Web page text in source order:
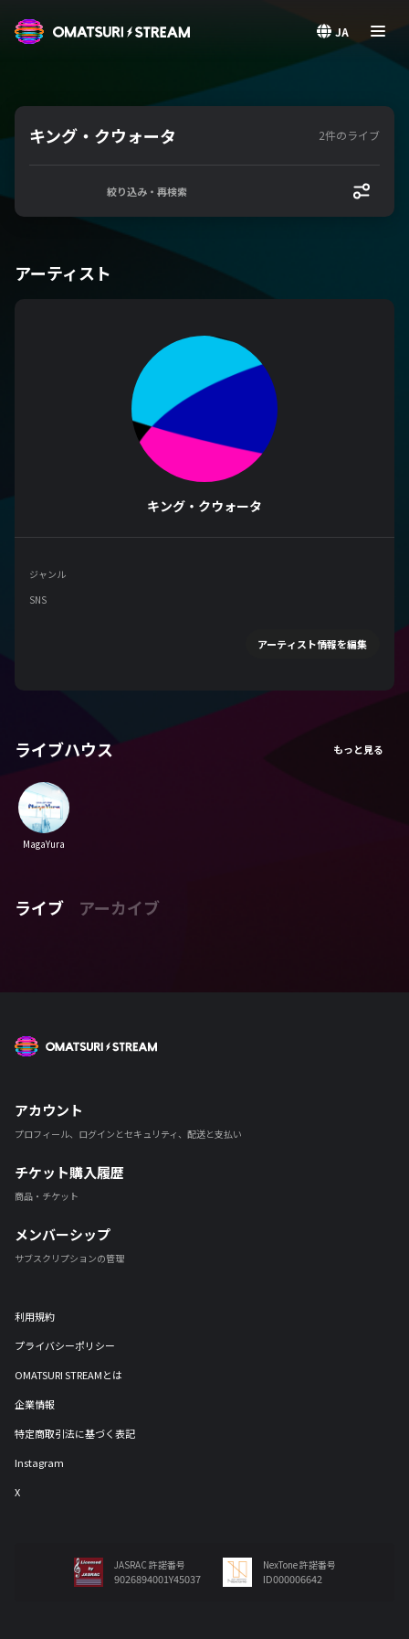
JA
キング・クウォータ 2件のライブ
絞り込み・再検索
アーティスト
キング・クウォータ
ジャンル
SNS
アーティスト情報を編集
ライブハウス
MagaYura
ライブ アーカイブ
アカウント
プロフィール、ログインとセキュリティ、配送と支払い
チケット購入履歴
商品・チケット
メンバーシップ
サブスクリプションの管理
利用規約
プライバシーポリシー
OMATSURI STREAMとは
企業情報
特定商取引法に基づく表記
Instagram
X
JASRAC 許諾番号
9026894001Y45037
NexTone 許諾番号
ID000006642